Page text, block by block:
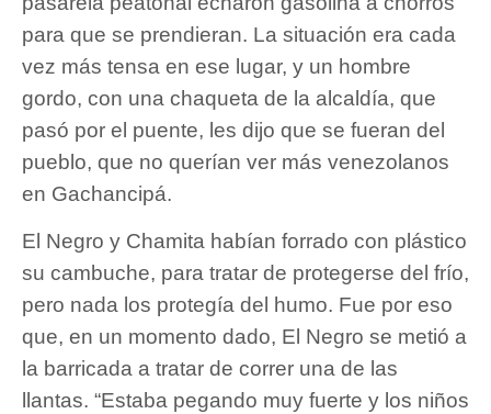
para que se prendieran. La situación era cada
vez más tensa en ese lugar, y un hombre
gordo, con una chaqueta de la alcaldía, que
pasó por el puente, les dijo que se fueran del
pueblo, que no querían ver más venezolanos
en Gachancipá.
El Negro y Chamita habían forrado con plástico
su cambuche, para tratar de protegerse del frío,
pero nada los protegía del humo. Fue por eso
que, en un momento dado, El Negro se metió a
la barricada a tratar de correr una de las
llantas. “Estaba pegando muy fuerte y los niños